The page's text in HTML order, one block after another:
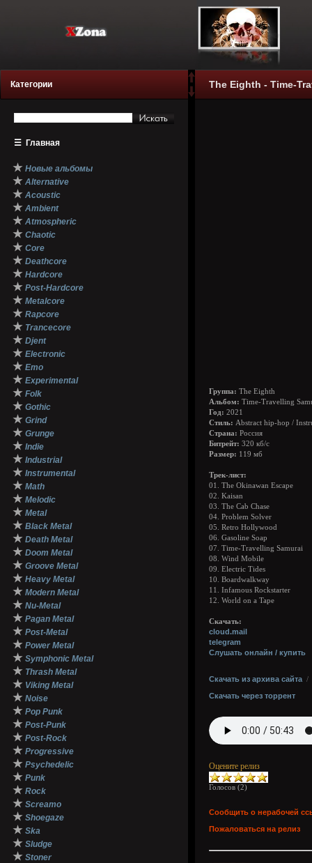
Категории
☰ Главная
★ Новые альбомы
★ Alternative
★ Acoustic
★ Ambient
★ Atmospheric
★ Chaotic
★ Core
★ Deathcore
★ Hardcore
★ Post-Hardcore
★ Metalcore
★ Rapcore
★ Trancecore
★ Djent
★ Electronic
★ Emo
★ Experimental
★ Folk
★ Gothic
★ Grind
★ Grunge
★ Indie
★ Industrial
★ Instrumental
★ Math
★ Melodic
★ Metal
★ Black Metal
★ Death Metal
★ Doom Metal
★ Groove Metal
★ Heavy Metal
★ Modern Metal
★ Nu-Metal
★ Pagan Metal
★ Post-Metal
★ Power Metal
★ Symphonic Metal
★ Thrash Metal
★ Viking Metal
★ Noise
★ Pop Punk
★ Post-Punk
★ Post-Rock
★ Progressive
★ Psychedelic
★ Punk
★ Rock
★ Screamo
★ Shoegaze
★ Ska
★ Sludge
★ Stoner
The Eighth - Time-
Группа: The Eighth
Альбом: Time-Travelling
Год: 2021
Стиль: Abstract hip-hop /
Страна: Россия
Битрейт: 320 кб/с
Размер: 119 мб
Трек-лист:
01. The Okinawan Escape
02. Kaisan
03. The Cab Chase
04. Problem Solver
05. Retro Hollywood
06. Gasoline Soap
07. Time-Travelling Samurai
08. Wind Mobile
09. Electric Tides
10. Boardwalkway
11. Infamous Rockstarter
12. World on a Tape
Скачать:
cloud.mail
telegram
Слушать онлайн / купить
Скачать из архива сайта /
Скачать через торрент
Оцените релиз
Голосов (2)
Сообщить о нерабочей
Пожаловаться на релиз